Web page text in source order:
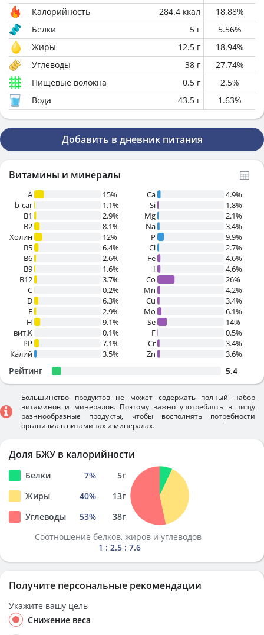
Калорийность 284.4 ккал 18.88%
Белки
5 г 5.56%
Жиры
12.5 г 18.94%
Углеводы
38 г 27.74%
Пищевые волокна
0.5 г 2.5%
Вода
43.5 г 1.63%
Добавить в дневник питания
Витамины и минералы
A
15%
b-car
1.1%
В1
2.9%
B2
8.1%
Холин
12%
B5
6.4%
B6
2.6%
B9
1.6%
B12
3.7%
C
0.2%
D
6.3%
E
2.9%
H
9.1%
вит.К
0.1%
PP
7.1%
Калий
3.5%
Ca
4.9%
Si
1.8%
Mg
2.1%
Na
3.4%
P
9.9%
Cl
2.7%
Fe
4.6%
I
4.6%
Co
26%
Mn
4.2%
Cu
3.4%
Mo
6.1%
Se
14%
F
0.5%
Cr
3.4%
Zn
3.6%
Рейтинг 5.4
Большинство продуктов не может содержать полный набор
витаминов и минералов. Поэтому важно употреблять в пищу
разннообразные продукты, чтобы восполнять потребности
организма в витаминах и минералах.
Доля БЖУ в калорийности
Белки 7% 5г
Жиры
40% 13г
Углеводы
53% 38г
Соотношение белков, жиров и углеводов
1 : 2.5 : 7.6
Получите персональные рекомендации
Укажите вашу цель
Снижение веса